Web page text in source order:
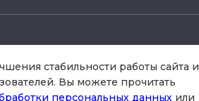
504 34 61
стабильности работы сайта и
Вы можете прочитать
персональных данных или